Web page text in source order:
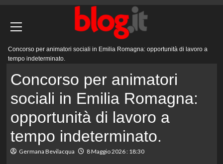
principale
Concorso per animatori sociali in Emilia Romagna: opportunità di lavoro a
tempo indeterminato.
Concorso per animatori
sociali in Emilia Romagna:
opportunità di lavoro a
tempo indeterminato.
Germana Bevilacqua 8 Maggio 2026 : 18:30